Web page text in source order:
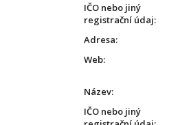
IČO nebo jiný
registrační údaj:
Adresa:
Web:
Název:
IČO nebo jiný